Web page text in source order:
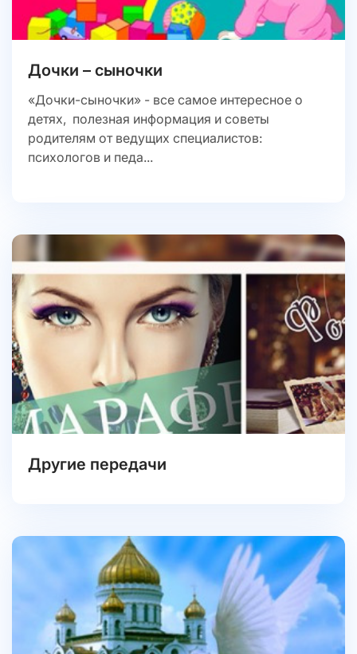
Дочки – сыночки
«Дочки-сыночки» - все самое интересное о
детях, полезная информация и советы
родителям от ведущих специалистов:
психологов и педа...
Другие передачи